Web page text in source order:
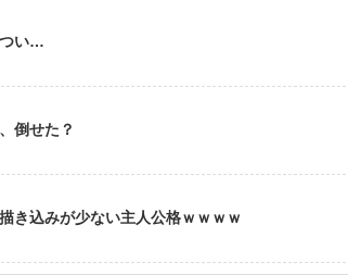
つい…
倒せた？
き込みが少ない主人公格ｗｗｗｗ